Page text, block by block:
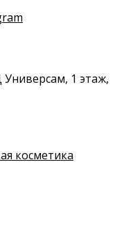
Универсам, 1 этаж,
косметика